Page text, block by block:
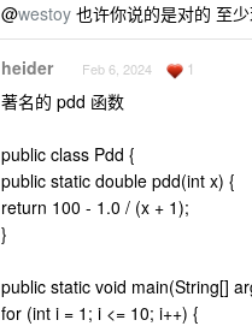
@westoy 也许你说的是对的 至
heider Feb 6, 2024 1
著名的 pdd 函数
public class Pdd {
public static double pdd(int x) {
return 100 - 1.0 / (x + 1);
}
public static void main(String[]
for (int i = 1; i <= 10; i++) {